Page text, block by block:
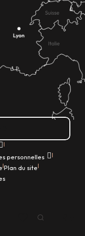
|
personnelles |
|Plan du site|